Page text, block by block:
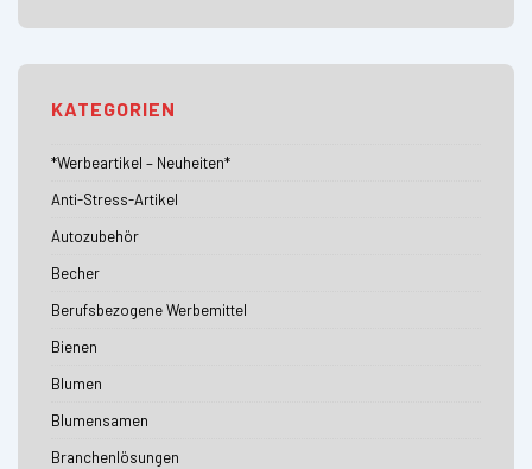
KATEGORIEN
*Werbeartikel – Neuheiten*
Anti-Stress-Artikel
Autozubehör
Becher
Berufsbezogene Werbemittel
Bienen
Blumen
Blumensamen
Branchenlösungen